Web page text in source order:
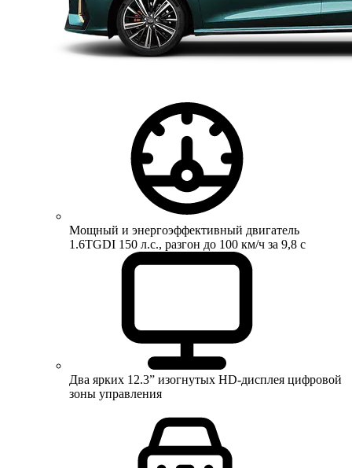
Мощный и энергоэффективный двигатель
1.6TGDI 150 л.с., разгон до 100 км/ч за 9,8 с
Два ярких 12.3” изогнутых HD-дисплея цифровой
зоны управления